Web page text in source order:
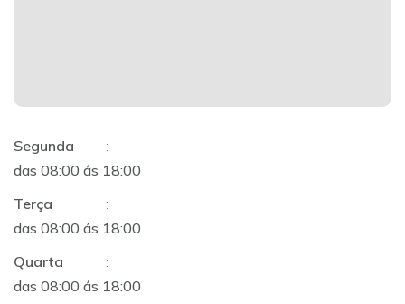
Segunda
:
das 08:00 ás 18:00
Terça
:
das 08:00 ás 18:00
Quarta
:
das 08:00 ás 18:00